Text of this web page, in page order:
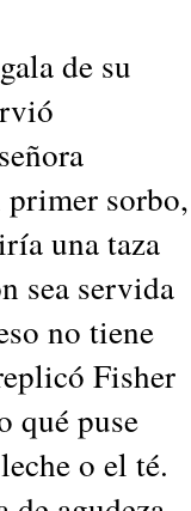
de su
sorbo,
una taza
sea servida
no tiene
Fisher
qué puse
o el té.